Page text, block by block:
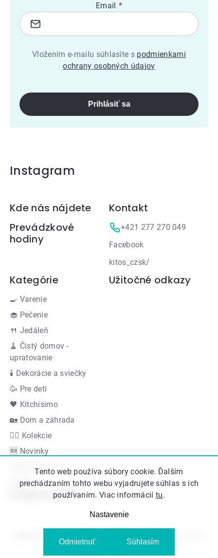
Tento web používa súbory cookie. Ďalším
prechádzaním tohto webu vyjadrujete súhlas s ich
používaním. Viac informácií tu.
Nastavenie
Odmietnuť Súhlasím
Email
Vložením e-mailu súhlasíte s podmienkami
ochrany osobných údajov
Prihlásiť sa
Instagram
Zápätie
Kde nás nájdete
Prevádzkové
hodiny
Kontakt
+421 277 270 049
Facebook
kitos_czsk/
Kategórie
🍳 Varenie
🧁 Pečenie
🍴 Jedáleň
🧹 Čistý domov -
upratovanie
🕯 Dekorácie a sviečky
🥳 Pre deti
🖤 Kitchisimo
🏡 Dom a záhrada
👍🏻 Kolekcie
🆕 Novinky
Akčná ponuka
Značky
Užitočné odkazy
Podporujeme